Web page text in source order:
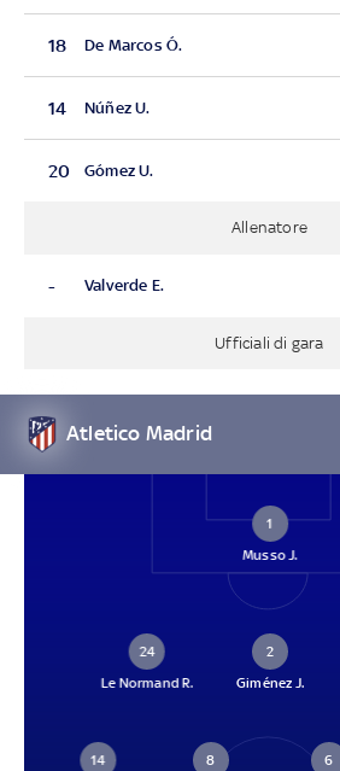
18 De Marcos Ó.
14 Núñez U.
20 Gómez U.
Allenatore
- Valverde E.
Ufficiali di gara
Atletico Madrid
1
Musso J.
24
Le Normand R.
2
Giménez J.
14
8
6